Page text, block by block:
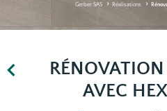
Gerber SAS Réalisations
AVEC